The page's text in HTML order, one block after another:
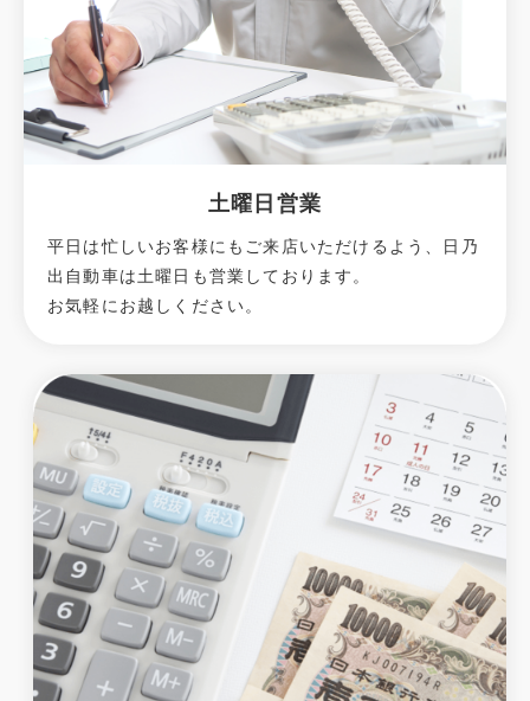
土曜日営業
平日は忙しいお客様にもご来店いただけるよう、日乃
出自動車は土曜日も営業しております。
お気軽にお越しください。